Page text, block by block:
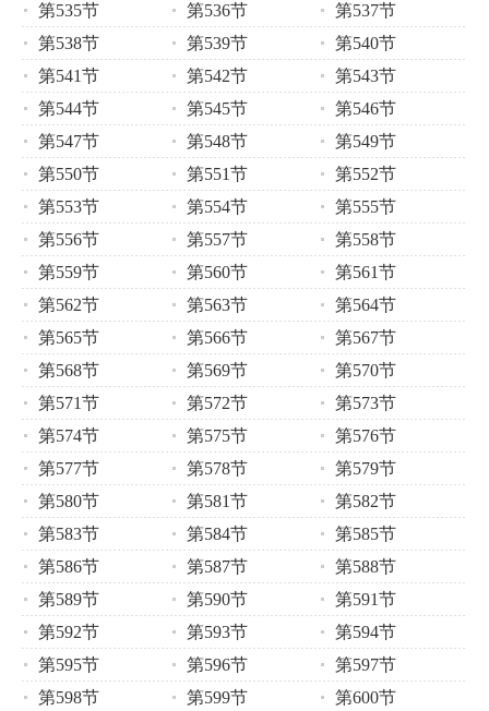
第535节
第536节
第537节
第538节
第539节
第540节
第541节
第542节
第543节
第544节
第545节
第546节
第547节
第548节
第549节
第550节
第551节
第552节
第553节
第554节
第555节
第556节
第557节
第558节
第559节
第560节
第561节
第562节
第563节
第564节
第565节
第566节
第567节
第568节
第569节
第570节
第571节
第572节
第573节
第574节
第575节
第576节
第577节
第578节
第579节
第580节
第581节
第582节
第583节
第584节
第585节
第586节
第587节
第588节
第589节
第590节
第591节
第592节
第593节
第594节
第595节
第596节
第597节
第598节
第599节
第600节